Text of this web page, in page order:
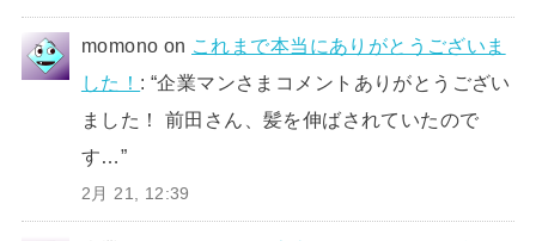
momono on これまで本当にありがとうございま
した！ : “企業マンさまコメントありがとうござい
ました！ 前田さん、髪を伸ばされていたので
す…”
2月 21, 12:39